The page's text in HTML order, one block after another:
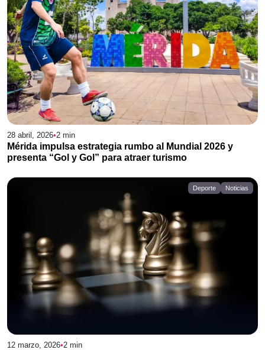
28 abril, 2026•2 min
Mérida impulsa estrategia rumbo al Mundial 2026 y
presenta “Gol y Gol” para atraer turismo
Deporte Noticias
12 marzo, 2026•2 min